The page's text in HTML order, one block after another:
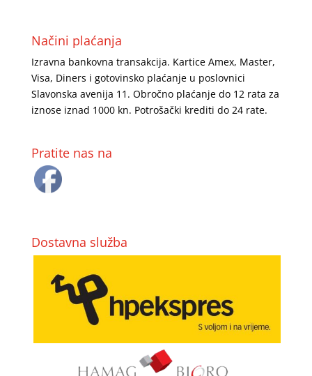
Načini plaćanja
Izravna bankovna transakcija. Kartice Amex, Master,
Visa, Diners i gotovinsko plaćanje u poslovnici
Slavonska avenija 11. Obročno plaćanje do 12 rata za
iznose iznad 1000 kn. Potrošački krediti do 24 rate.
Pratite nas na
Dostavna služba